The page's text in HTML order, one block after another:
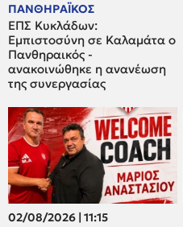
ΠΑΝΘΗΡΑΪΚΟΣ
ΕΠΣ Κυκλάδων:
Εμπιστοσύνη σε Καλαμάτα ο
Πανθηραικός -
ανακοινώθηκε η ανανέωση
της συνεργασίας
02/08/2026 | 11:15